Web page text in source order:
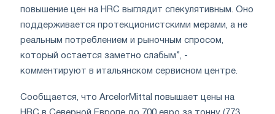
повышение цен на HRC выглядит спекулятивным. Оно
поддерживается протекционистскими мерами, а не
реальным потреблением и рыночным спросом,
который остается заметно слабым”, -
комментируют в итальянском сервисном центре.
Сообщается, что ArcelorMittal повышает цены на